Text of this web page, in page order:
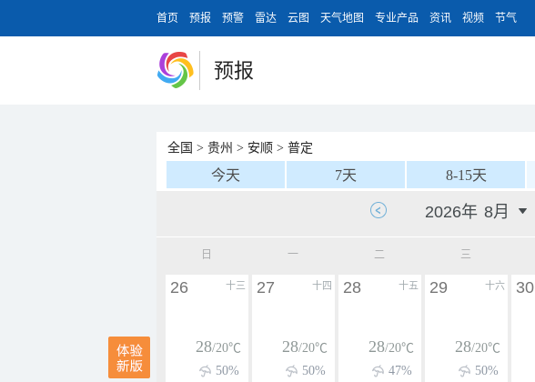
首页 预报 预警 雷达 云图 天气地图 专业产品 资讯 视频 节气
预报
全国 > 贵州 > 安顺 > 普定
今天 7天 8-15天
日 一 二 三
十三
26
28/20℃
50%
十四
27
28/20℃
50%
十五
28
28/20℃
47%
十六
29
28/20℃
50%
30